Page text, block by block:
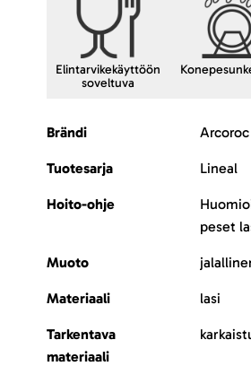
Elintarvikekäyttöön
soveltuva
Lisätietoja
Brändi Arcoroc
Tuotesarja Lineal
Hoito-ohje
peset
Muoto
Materiaali lasi
Tarkentava
materiaali